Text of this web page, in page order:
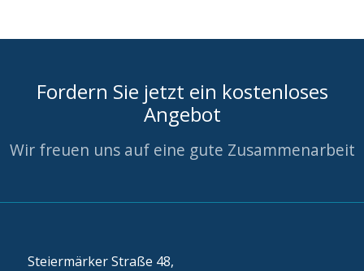
Fordern Sie jetzt ein kostenloses
Angebot
Wir freuen uns auf eine gute Zusammenarbeit
Steiermärker Straße 48,